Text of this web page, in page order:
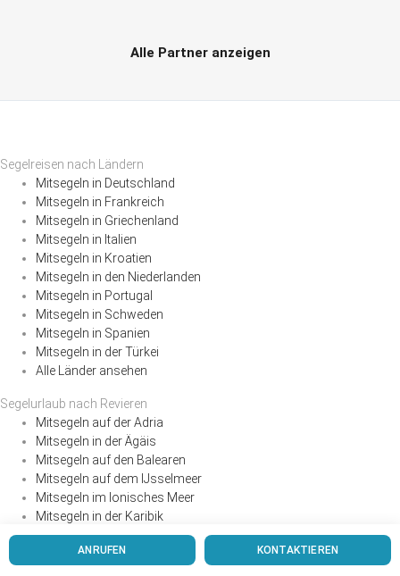
ANRUFEN KONTAKTIEREN
Alle Partner anzeigen
Segelreisen nach Ländern
Mitsegeln in Deutschland
Mitsegeln in Frankreich
Mitsegeln in Griechenland
Mitsegeln in Italien
Mitsegeln in Kroatien
Mitsegeln in den Niederlanden
Mitsegeln in Portugal
Mitsegeln in Schweden
Mitsegeln in Spanien
Mitsegeln in der Türkei
Alle Länder ansehen
Segelurlaub nach Revieren
Mitsegeln auf der Adria
Mitsegeln in der Ägäis
Mitsegeln auf den Balearen
Mitsegeln auf dem IJsselmeer
Mitsegeln im Ionisches Meer
Mitsegeln in der Karibik
Mitsegeln auf den Kanaren
Mitsegeln im Mittelmeer